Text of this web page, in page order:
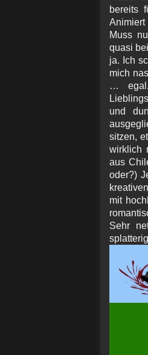
bereits
Muss
quasi
ja. Ich
mich
…
und
sitzen,
aus
oder?)
mit
Sehr